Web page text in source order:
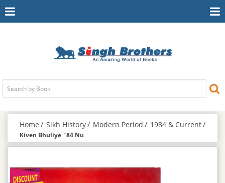
Toggle
Home Sikh History Modern Period 1984 & Current
Kiven Bhuliye `84 Nu